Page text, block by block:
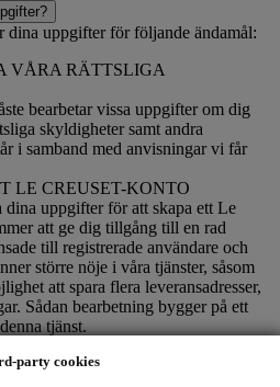
party cookies
dina uppgifter för följande ändamål:
VÅRA RÄTTSLIGA
bearbetar vissa uppgifter om dig
skyldigheter samt andra
i samband med anvisningar vi får
LE CREUSET-KONTO
uppgifter för att skapa ett Le
att ge dig tillgång till en rad
till registrerade användare och
större nöje i våra tjänster, såsom
att spara flera leveransadresser,
Sådan bearbetning bygger på ett
tjänst.
PRODUKTER, VÅRA